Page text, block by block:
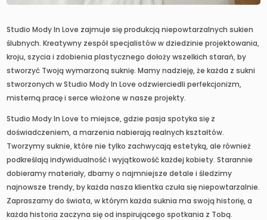
Studio Mody In Love zajmuje się produkcją niepowtarzalnych sukien
ślubnych. Kreatywny zespół specjalistów w dziedzinie projektowania,
kroju, szycia i zdobienia plastycznego dołoży wszelkich starań, by
stworzyć Twoją wymarzoną suknię. Mamy nadzieję, że każda z sukni
stworzonych w Studio Mody In Love odzwierciedli perfekcjonizm,
misterną pracę i serce włożone w nasze projekty.
Studio Mody In Love to miejsce, gdzie pasja spotyka się z
doświadczeniem, a marzenia nabierają realnych kształtów.
Tworzymy suknie, które nie tylko zachwycają estetyką, ale również
podkreślają indywidualność i wyjątkowość każdej kobiety. Starannie
dobieramy materiały, dbamy o najmniejsze detale i śledzimy
najnowsze trendy, by każda nasza klientka czuła się niepowtarzalnie.
Zapraszamy do świata, w którym każda suknia ma swoją historię, a
każda historia zaczyna się od inspirującego spotkania z Tobą.